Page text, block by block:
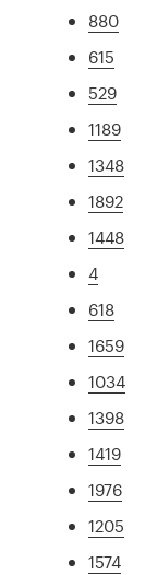
880
615
529
1189
1348
1892
1448
4
618
1659
1034
1398
1419
1976
1205
1574